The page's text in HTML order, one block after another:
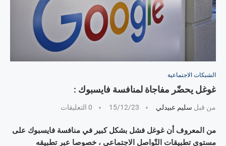
الشبكات الاجتماعية
غوغل يحضّر مفاجاة لمنافسة فايسبوك :
من قبل سليم عبيدلي 15/12/23 0 التعليقات
من المعروف أن غوغل فشل بشكل كبير في منافسة فايسبوك على
مستوى تطبيقات التّواصل الاجتماعي ، خصوصا عبر تطبيقه